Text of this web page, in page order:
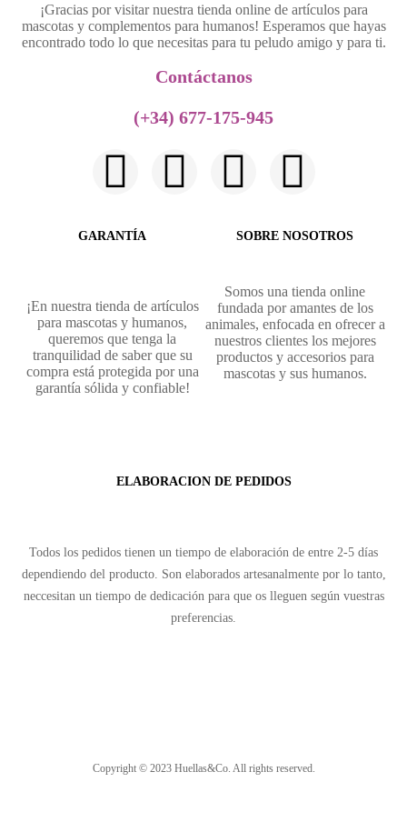
¡Gracias por visitar nuestra tienda online de artículos para
mascotas y complementos para humanos! Esperamos que hayas
encontrado todo lo que necesitas para tu peludo amigo y para ti.
Contáctanos​
(+34) 677-175-945
GARANTÍA
¡En nuestra tienda de artículos
para mascotas y humanos,
queremos que tenga la
tranquilidad de saber que su
compra está protegida por una
garantía sólida y confiable!
SOBRE NOSOTROS
Somos una tienda online
fundada por amantes de los
animales, enfocada en ofrecer a
nuestros clientes los mejores
productos y accesorios para
mascotas y sus humanos.
ELABORACION DE PEDIDOS
Todos los pedidos tienen un tiempo de elaboración de entre 2-5 días
dependiendo del producto. Son elaborados artesanalmente por lo tanto,
neccesitan un tiempo de dedicación para que os lleguen según vuestras
preferencias.
Copyright © 2023 Huellas&Co. All rights reserved.